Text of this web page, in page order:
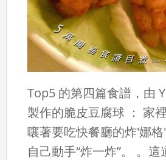
Top5 的第四篇食譜，由
製作的脆皮豆腐球 ： 家
嚷著要吃快餐廳的炸'娜
自己動手“炸一炸”。 。這